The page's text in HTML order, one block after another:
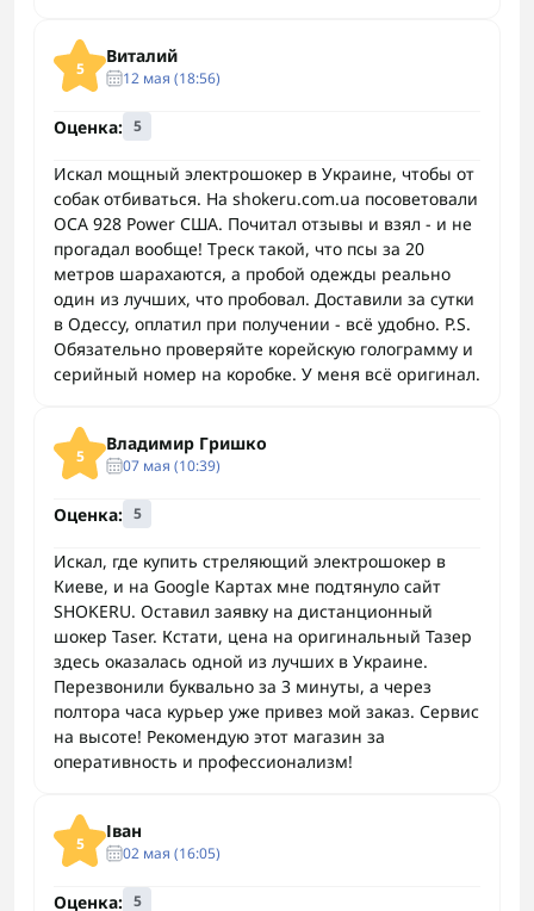
5
Виталий
12 мая (18:56)
Оценка: 5
Искал мощный электрошокер в Украине, чтобы от
собак отбиваться. На shokeru.com.ua посоветовали
ОСА 928 Power США. Почитал отзывы и взял - и не
прогадал вообще! Треск такой, что псы за 20
метров шарахаются, а пробой одежды реально
один из лучших, что пробовал. Доставили за сутки
в Одессу, оплатил при получении - всё удобно. P.S.
Обязательно проверяйте корейскую голограмму и
серийный номер на коробке. У меня всё оригинал.
5
Владимир Гришко
07 мая (10:39)
Оценка: 5
Искал, где купить стреляющий электрошокер в
Киеве, и на Google Картах мне подтянуло сайт
SHOKERU. Оставил заявку на дистанционный
шокер Taser. Кстати, цена на оригинальный Тазер
здесь оказалась одной из лучших в Украине.
Перезвонили буквально за 3 минуты, а через
полтора часа курьер уже привез мой заказ. Сервис
на высоте! Рекомендую этот магазин за
оперативность и профессионализм!
5
Іван
02 мая (16:05)
Оценка: 5